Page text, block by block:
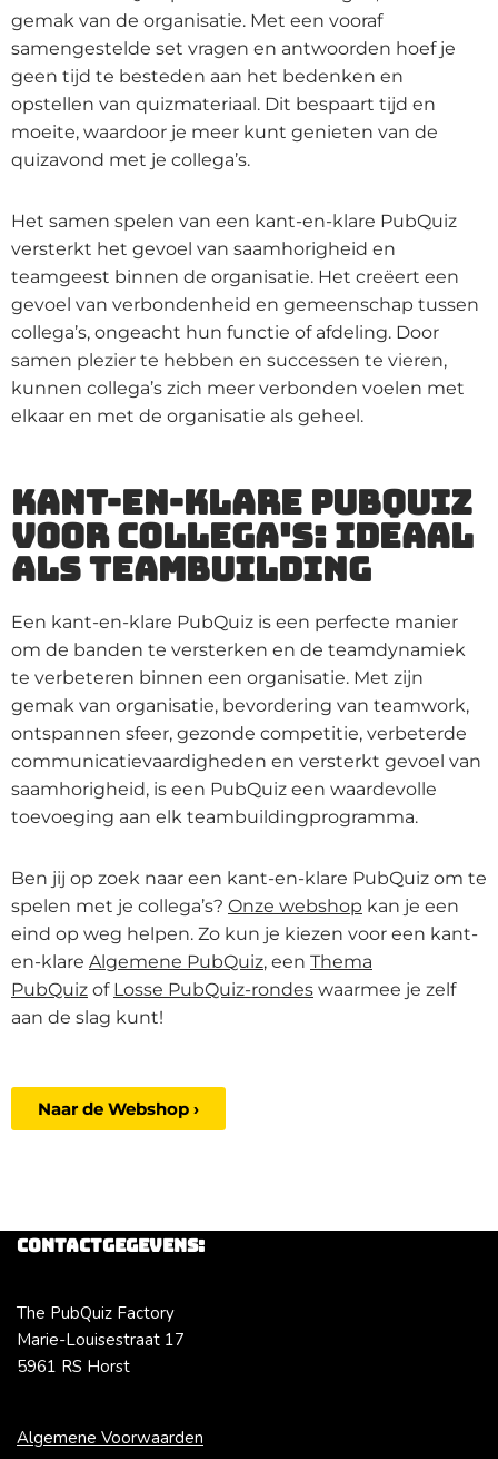
gemak van de organisatie. Met een vooraf
samengestelde set vragen en antwoorden hoef je
geen tijd te besteden aan het bedenken en
opstellen van quizmateriaal. Dit bespaart tijd en
moeite, waardoor je meer kunt genieten van de
quizavond met je collega’s.
Het samen spelen van een kant-en-klare PubQuiz
versterkt het gevoel van saamhorigheid en
teamgeest binnen de organisatie. Het creëert een
gevoel van verbondenheid en gemeenschap tussen
collega’s, ongeacht hun functie of afdeling. Door
samen plezier te hebben en successen te vieren,
kunnen collega’s zich meer verbonden voelen met
elkaar en met de organisatie als geheel.
Kant-en-klare PubQuiz
voor collega's: ideaal
als teambuilding
Een kant-en-klare PubQuiz is een perfecte manier
om de banden te versterken en de teamdynamiek
te verbeteren binnen een organisatie. Met zijn
gemak van organisatie, bevordering van teamwork,
ontspannen sfeer, gezonde competitie, verbeterde
communicatievaardigheden en versterkt gevoel van
saamhorigheid, is een PubQuiz een waardevolle
toevoeging aan elk teambuildingprogramma.
Ben jij op zoek naar een kant-en-klare PubQuiz om te
spelen met je collega’s? Onze webshop kan je een
eind op weg helpen. Zo kun je kiezen voor een kant-
en-klare Algemene PubQuiz, een Thema
PubQuiz of Losse PubQuiz-rondes waarmee je zelf
aan de slag kunt!
Naar de Webshop ›
Contactgegevens:
The PubQuiz Factory
Marie-Louisestraat 17
5961 RS Horst
Algemene Voorwaarden